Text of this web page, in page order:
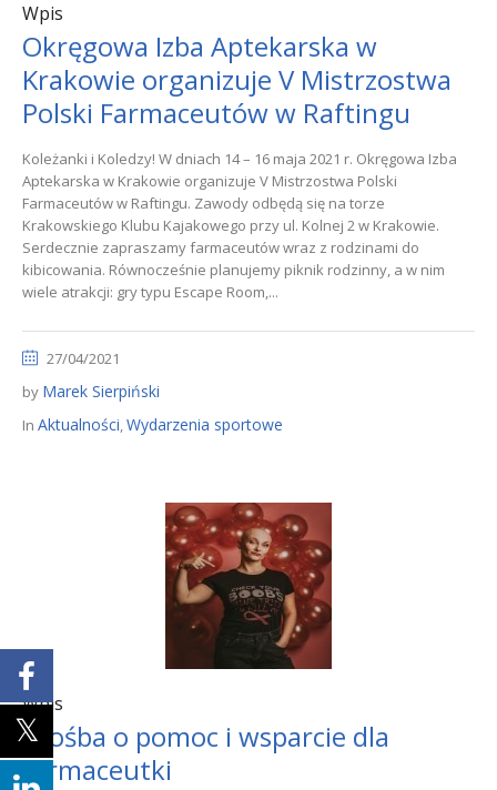
Wpis
Okręgowa Izba Aptekarska w
Krakowie organizuje V Mistrzostwa
Polski Farmaceutów w Raftingu
Koleżanki i Koledzy! W dniach 14 – 16 maja 2021 r. Okręgowa Izba
Aptekarska w Krakowie organizuje V Mistrzostwa Polski
Farmaceutów w Raftingu. Zawody odbędą się na torze
Krakowskiego Klubu Kajakowego przy ul. Kolnej 2 w Krakowie.
Serdecznie zapraszamy farmaceutów wraz z rodzinami do
kibicowania. Równocześnie planujemy piknik rodzinny, a w nim
wiele atrakcji: gry typu Escape Room,...
27/04/2021
by Marek Sierpiński
In Aktualności,Wydarzenia sportowe
Wpis
Prośba o pomoc i wsparcie dla
farmaceutki